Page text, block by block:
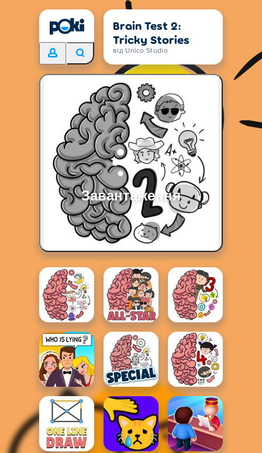
Brain Test 2:
Tricky Stories
від Unico Studio
Завантаження